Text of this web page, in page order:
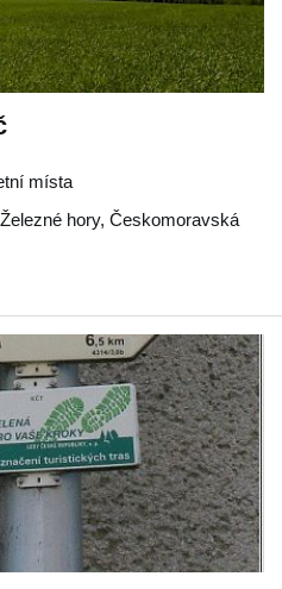
místa
Železné hory, Českomoravská